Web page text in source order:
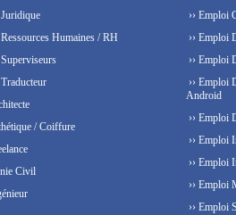
Juridique
Humaines / RH
/ Coiffure
Civil
›› Emploi
›› Emploi
›› Emploi
›› Emploi
Android
›› Emploi
›› Emploi
›› Emploi
›› Emploi
›› Emploi